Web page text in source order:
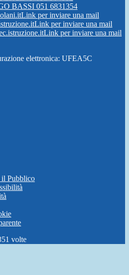
BASSI 051 6831354
Link per inviare una mail
Link per inviare una mail
Link per inviare una mail
elettronica: UFEA5C
Pubblico
volte